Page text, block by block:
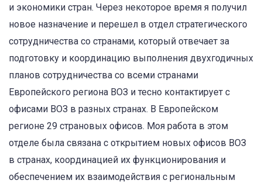
и экономики стран. Через некоторое время я получил
новое назначение и перешел в отдел стратегического
сотрудничества со странами, который отвечает за
подготовку и координацию выполнения двухгодичных
планов сотрудничества со всеми странами
Европейского региона ВОЗ и тесно контактирует с
офисами ВОЗ в разных странах. В Европейском
регионе 29 страновых офисов. Моя работа в этом
отделе была связана с открытием новых офисов ВОЗ
в странах, координацией их функционирования и
обеспечением их взаимодействия с региональным